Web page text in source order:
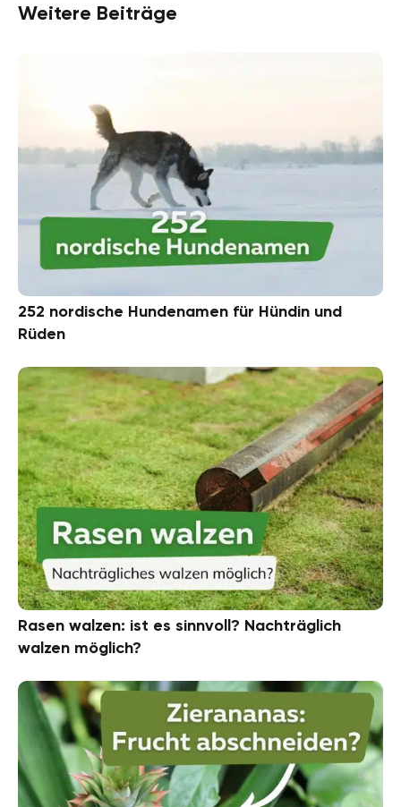
Weitere Beiträge
252 nordische Hundenamen für Hündin und
Rüden
Rasen walzen: ist es sinnvoll? Nachträglich
walzen möglich?